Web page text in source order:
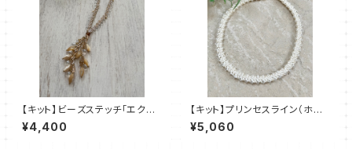
【キット】ビーズステッチ「エクラ・
シェル」清水理子
¥4,400
【キット】プリンセスライン（ホワ
イト）澤田美子
¥5,060